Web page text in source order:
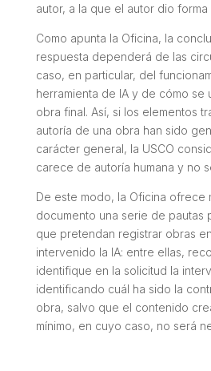
autor, a la que el autor dio forma
Como apunta la Oficina, la
respuesta dependerá de las
caso, en particular, del
herramienta de IA y de cómo se
obra final. Así, si los elementos
autoría de una obra han sido
carácter general, la USCO
carece de autoría humana y no
De este modo, la Oficina ofrece
documento una serie de pautas
que pretendan registrar obras
intervenido la IA: entre ellas,
identifique en la solicitud la
identificando cuál ha sido la
obra, salvo que el contenido
mínimo, en cuyo caso, no será